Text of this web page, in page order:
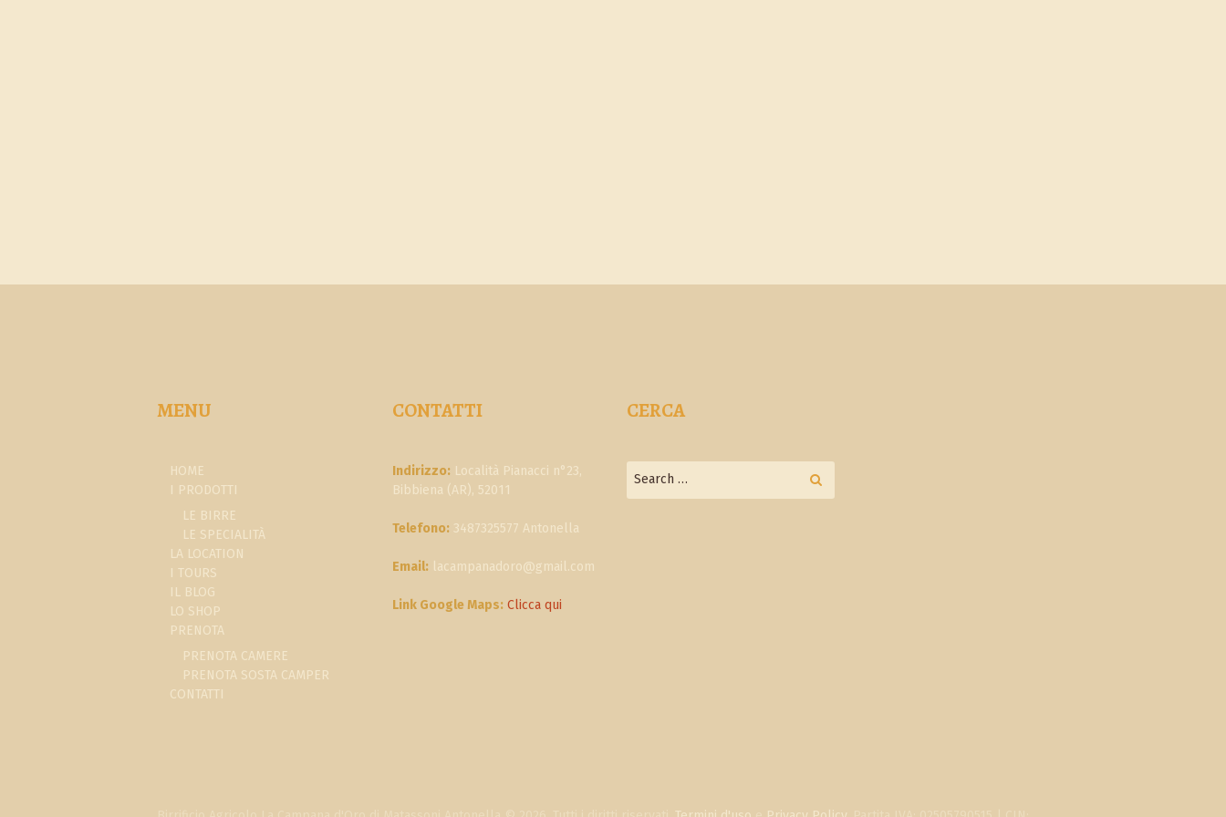
MENU
HOME
I PRODOTTI
LE BIRRE
LE SPECIALITÀ
LA LOCATION
I TOURS
IL BLOG
LO SHOP
PRENOTA
PRENOTA CAMERE
PRENOTA SOSTA CAMPER
CONTATTI
CONTATTI
Indirizzo:Località Pianacci n°23,
Bibbiena (AR), 52011
Telefono:3487325577 Antonella
Email: lacampanadoro@gmail.com
Link Google Maps: Clicca qui
CERCA